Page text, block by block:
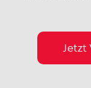
Jetzt